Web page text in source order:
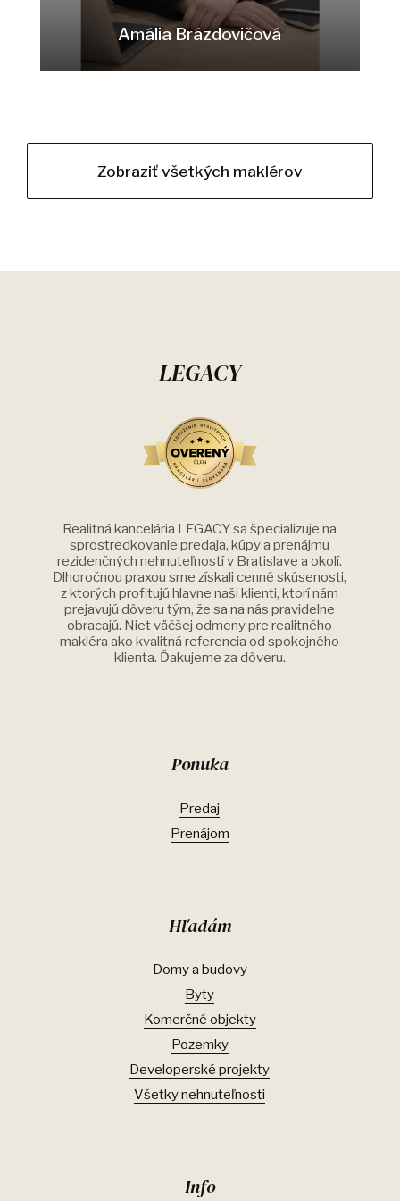
Amália Brázdovičová
Zobraziť všetkých maklérov
LEGACY
Realitná kancelária LEGACY sa špecializuje na
sprostredkovanie predaja, kúpy a prenájmu
rezidenčných nehnuteľností v Bratislave a okolí.
Dlhoročnou praxou sme získali cenné skúsenosti,
z ktorých profitujú hlavne naši klienti, ktorí nám
prejavujú dôveru tým, že sa na nás pravidelne
obracajú. Niet väčšej odmeny pre realitného
makléra ako kvalitná referencia od spokojného
klienta. Ďakujeme za dôveru.
Ponuka
Predaj
Prenájom
Hľadám
Domy a budovy
Byty
Komerčné objekty
Pozemky
Developerské projekty
Všetky nehnuteľnosti
Info